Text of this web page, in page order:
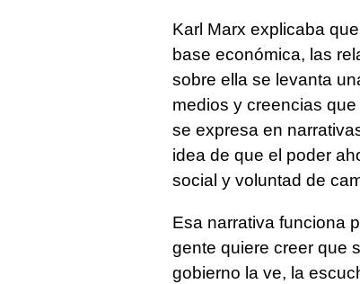
Karl Marx explicaba
base económica, las
sobre ella se levanta
medios y creencias
se expresa en
idea de que el poder
social y voluntad de
Esa narrativa funciona
gente quiere creer que
gobierno la ve, la